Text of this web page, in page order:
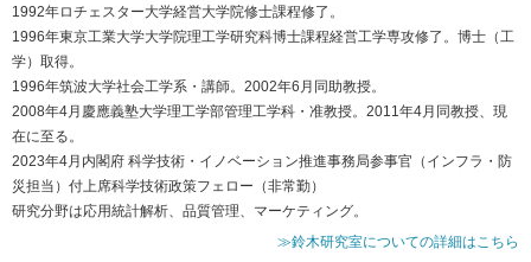
1992年ロチェスター大学経営大学院修士課程修了。
1996年東京工業大学大学院理工学研究科博士課程経営工学専攻修了。博士（工
学）取得。
1996年筑波大学社会工学系・講師。2002年6月同助教授。
2008年4月慶應義塾大学理工学部管理工学科・准教授。2011年4月同教授、現
在に至る。
2023年4月内閣府 科学技術・イノベーション推進事務局参事官（インフラ・防
災担当）付上席科学技術政策フェロー（非常勤）
研究分野は応用統計解析、品質管理、マーケティング。
≫鈴木研究室についての詳細はこちら